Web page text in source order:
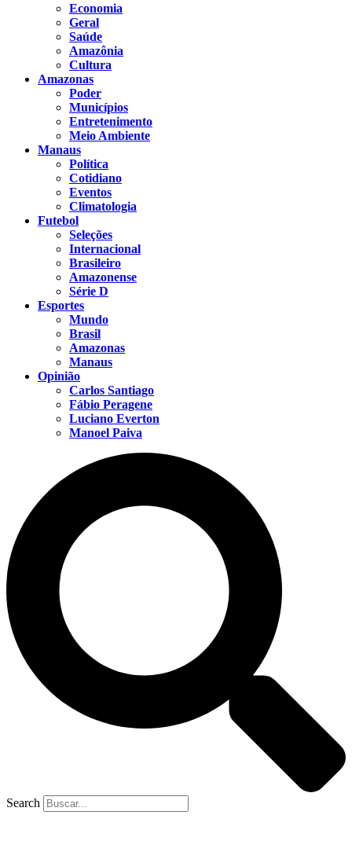
Economia
Geral
Saúde
Amazônia
Cultura
Amazonas
Poder
Municípios
Entretenimento
Meio Ambiente
Manaus
Política
Cotidiano
Eventos
Climatologia
Futebol
Seleções
Internacional
Brasileiro
Amazonense
Série D
Esportes
Mundo
Brasil
Amazonas
Manaus
Opinião
Carlos Santiago
Fábio Peragene
Luciano Everton
Manoel Paiva
Search